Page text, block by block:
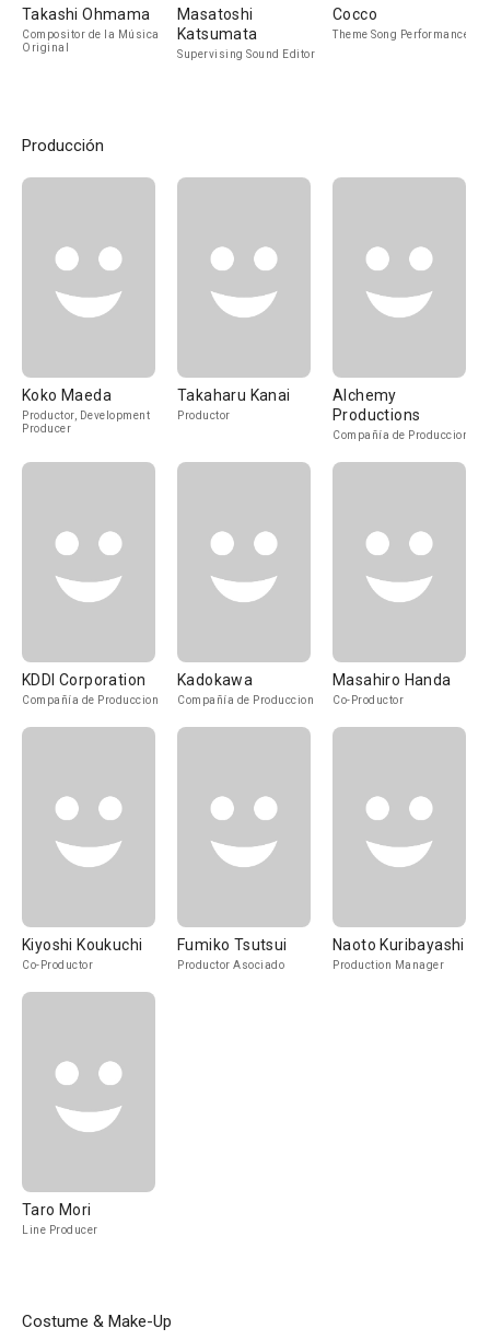
Takashi Ohmama
Compositor de la Música
Original
Masatoshi
Katsumata
Supervising Sound Editor
Cocco
Theme Song Performance
Producción
Koko Maeda
Productor, Development
Producer
Takaharu Kanai
Productor
Alchemy
Productions
Compañía de Produccion
KDDI Corporation
Compañía de Produccion
Kadokawa
Compañía de Produccion
Masahiro Handa
Co-Productor
Kiyoshi Koukuchi
Co-Productor
Fumiko Tsutsui
Productor Asociado
Naoto Kuribayashi
Production Manager
Taro Mori
Line Producer
Costume & Make-Up